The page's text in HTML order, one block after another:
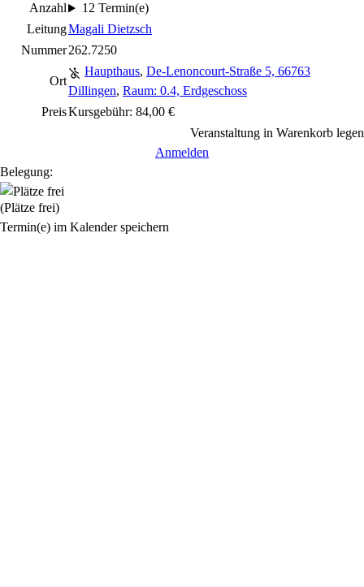
Anzahl
12 Termin(e)
LeitungMagali Dietzsch
Nummer262.7250
Ort
Haupthaus, De-Lenoncourt-Straße 5, 66763
Dillingen, Raum: 0.4, Erdgeschoss
PreisKursgebühr: 84,00 €
Veranstaltung in Warenkorb legen
Anmelden
Belegung:
(Plätze frei)
Termin(e) im Kalender speichern